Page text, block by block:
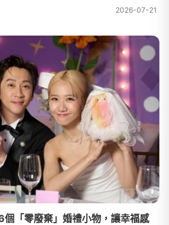
是加分亮點？本文為大家整理了最完整的
2026-07-21
個「零廢棄」婚禮小物，讓幸福感